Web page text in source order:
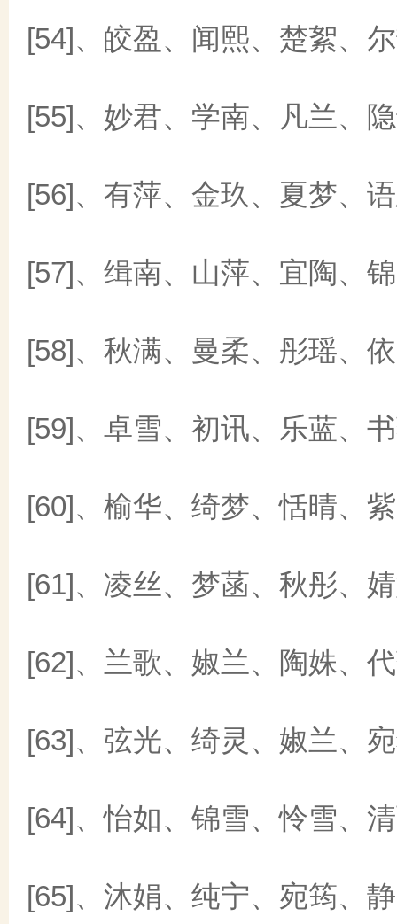
[54]、皎盈、闻熙、楚絮、
[55]、妙君、学南、凡兰、
[56]、有萍、金玖、夏梦、
[57]、缉南、山萍、宜陶、
[58]、秋满、曼柔、彤瑶、
[59]、卓雪、初讯、乐蓝、
[60]、榆华、绮梦、恬晴、
[61]、凌丝、梦菡、秋彤、
[62]、兰歌、婌兰、陶姝、
[63]、弦光、绮灵、婌兰、
[64]、怡如、锦雪、怜雪、
[65]、沐娟、纯宁、宛筠、